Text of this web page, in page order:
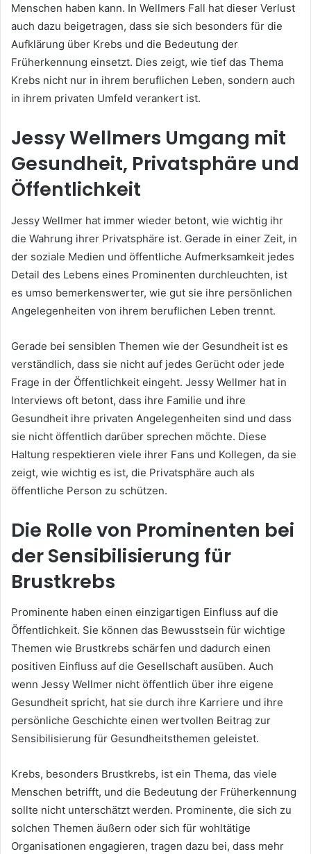
Menschen haben kann. In Wellmers Fall hat dieser Verlust
auch dazu beigetragen, dass sie sich besonders für die
Aufklärung über Krebs und die Bedeutung der
Früherkennung einsetzt. Dies zeigt, wie tief das Thema
Krebs nicht nur in ihrem beruflichen Leben, sondern auch
in ihrem privaten Umfeld verankert ist.
Jessy Wellmers Umgang mit
Gesundheit, Privatsphäre und
Öffentlichkeit
Jessy Wellmer hat immer wieder betont, wie wichtig ihr
die Wahrung ihrer Privatsphäre ist. Gerade in einer Zeit, in
der soziale Medien und öffentliche Aufmerksamkeit jedes
Detail des Lebens eines Prominenten durchleuchten, ist
es umso bemerkenswerter, wie gut sie ihre persönlichen
Angelegenheiten von ihrem beruflichen Leben trennt.
Gerade bei sensiblen Themen wie der Gesundheit ist es
verständlich, dass sie nicht auf jedes Gerücht oder jede
Frage in der Öffentlichkeit eingeht. Jessy Wellmer hat in
Interviews oft betont, dass ihre Familie und ihre
Gesundheit ihre privaten Angelegenheiten sind und dass
sie nicht öffentlich darüber sprechen möchte. Diese
Haltung respektieren viele ihrer Fans und Kollegen, da sie
zeigt, wie wichtig es ist, die Privatsphäre auch als
öffentliche Person zu schützen.
Die Rolle von Prominenten bei
der Sensibilisierung für
Brustkrebs
Prominente haben einen einzigartigen Einfluss auf die
Öffentlichkeit. Sie können das Bewusstsein für wichtige
Themen wie Brustkrebs schärfen und dadurch einen
positiven Einfluss auf die Gesellschaft ausüben. Auch
wenn Jessy Wellmer nicht öffentlich über ihre eigene
Gesundheit spricht, hat sie durch ihre Karriere und ihre
persönliche Geschichte einen wertvollen Beitrag zur
Sensibilisierung für Gesundheitsthemen geleistet.
Krebs, besonders Brustkrebs, ist ein Thema, das viele
Menschen betrifft, und die Bedeutung der Früherkennung
sollte nicht unterschätzt werden. Prominente, die sich zu
solchen Themen äußern oder sich für wohltätige
Organisationen engagieren, tragen dazu bei, dass mehr